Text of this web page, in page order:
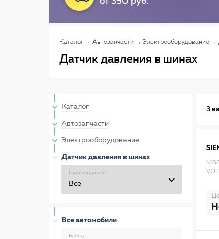
Каталог → Автозапчасти → Электрооборудование →
Датчик давления в шинах
Каталог
Автозапчасти
Электрооборудование
Датчик давления в шинах
Производитель
Все автомобили
Бренд
3